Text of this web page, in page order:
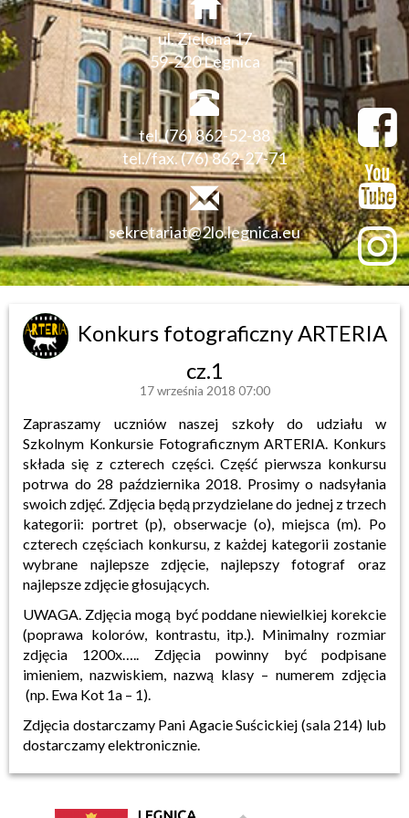
ul. Zielona 17
59-220 Legnica
tel. (76) 862-52-88
tel./fax. (76) 862-27-71
sekretariat@2lo.legnica.eu
Konkurs fotograficzny ARTERIA
cz.1
17 września 2018 07:00
Zapraszamy uczniów naszej szkoły do udziału w
Szkolnym Konkursie Fotograficznym ARTERIA. Konkurs
składa się z czterech części. Część pierwsza konkursu
potrwa do 28 października 2018. Prosimy o nadsyłania
swoich zdjęć. Zdjęcia będą przydzielane do jednej z trzech
kategorii: portret (p), obserwacje (o), miejsca (m). Po
czterech częściach konkursu, z każdej kategorii zostanie
wybrane najlepsze zdjęcie, najlepszy fotograf oraz
najlepsze zdjęcie głosujących.
UWAGA. Zdjęcia mogą być poddane niewielkiej korekcie
(poprawa kolorów, kontrastu, itp.). Minimalny rozmiar
zdjęcia 1200x….. Zdjęcia powinny być podpisane
imieniem, nazwiskiem, nazwą klasy – numerem zdjęcia
(np. Ewa Kot 1a – 1).
Zdjęcia dostarczamy Pani Agacie Suścickiej (sala 214) lub
dostarczamy elektronicznie.